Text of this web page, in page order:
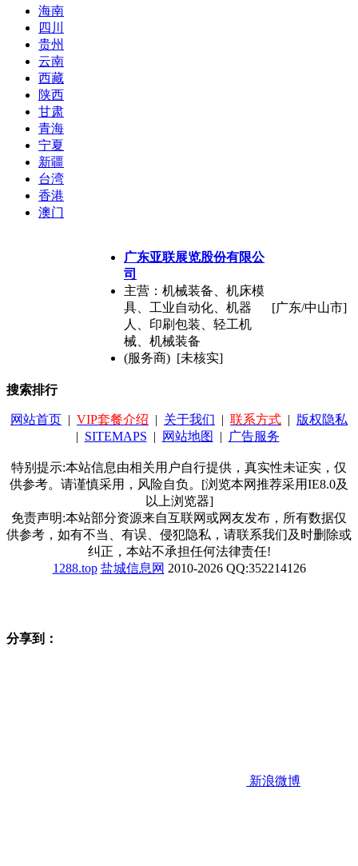
海南
四川
贵州
云南
西藏
陕西
甘肃
青海
宁夏
新疆
台湾
香港
澳门
广东亚联展览股份有限公
司
主营：机械装备、机床模
具、工业自动化、机器
人、印刷包装、轻工机
械、机械装备
(服务商) [未核实]
[广东/中山市]
搜索排行
网站首页 | VIP套餐介绍 | 关于我们 | 联系方式 | 版权隐私
| SITEMAPS | 网站地图 | 广告服务
特别提示:本站信息由相关用户自行提供，真实性未证实，仅
供参考。请谨慎采用，风险自负。[浏览本网推荐采用IE8.0及
以上浏览器]
免责声明:本站部分资源来自互联网或网友发布，所有数据仅
供参考，如有不当、有误、侵犯隐私，请联系我们及时删除或
纠正，本站不承担任何法律责任!
1288.top 盐城信息网 2010-2026 QQ:352214126
分享到：
新浪微博